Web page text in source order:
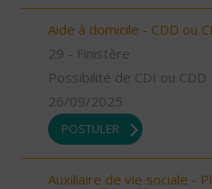
Aide à domicile - CDD ou
29 - Finistère
Possibilité de CDI ou CDD
26/09/2025
POSTULER
Auxiliaire de vie sociale -